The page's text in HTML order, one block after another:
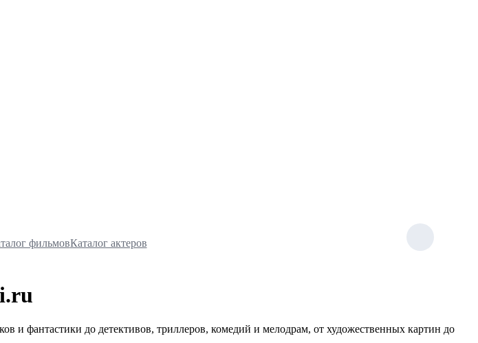
фильмовКаталог актеров
фантастики до детективов, триллеров, комедий и мелодрам, от художественных картин до